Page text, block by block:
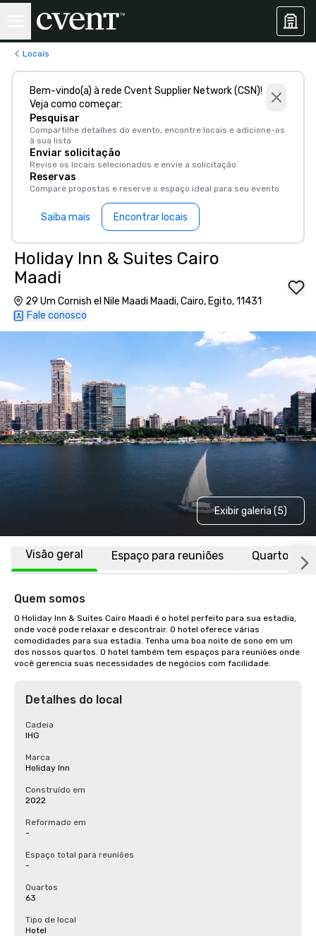
Locais
Bem-vindo(a) à rede Cvent Supplier Network (CSN)!
Veja como começar:
Pesquisar
Compartilhe detalhes do evento, encontre locais e adicione-os
à sua lista
Enviar solicitação
Revise os locais selecionados e envie a solicitação
Reservas
Compare propostas e reserve o espaço ideal para seu evento
Saiba mais Encontrar locais
Holiday Inn & Suites Cairo
Maadi
29 Um Cornish el Nile Maadi Maadi, Cairo, Egito, 11431
Fale conosco
Exibir galeria (5)
Visão geral Espaço para reuniões Quartos
Quem somos
O Holiday Inn & Suites Cairo Maadi é o hotel perfeito para sua estadia,
onde você pode relaxar e descontrair. O hotel oferece várias
comodidades para sua estadia. Tenha uma boa noite de sono em um
dos nossos quartos. O hotel também tem espaços para reuniões onde
você gerencia suas necessidades de negócios com facilidade.
Detalhes do local
Cadeia
IHG
Marca
Holiday Inn
Construído em
2022
Reformado em
-
Espaço total para reuniões
-
Quartos
63
Tipo de local
Hotel